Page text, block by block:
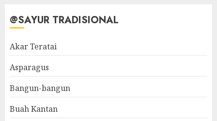
@SAYUR TRADISIONAL
Akar Teratai
Asparagus
Bangun-bangun
Buah Kantan